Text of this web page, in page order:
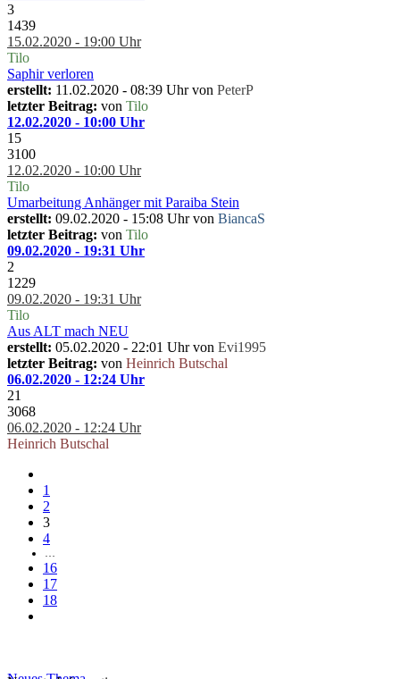
3
1439
15.02.2020 - 19:00 Uhr
Tilo
Saphir verloren
erstellt: 11.02.2020 - 08:39 Uhr von PeterP
letzter Beitrag: von Tilo
12.02.2020 - 10:00 Uhr
15
3100
12.02.2020 - 10:00 Uhr
Tilo
Umarbeitung Anhänger mit Paraiba Stein
erstellt: 09.02.2020 - 15:08 Uhr von BiancaS
letzter Beitrag: von Tilo
09.02.2020 - 19:31 Uhr
2
1229
09.02.2020 - 19:31 Uhr
Tilo
Aus ALT mach NEU
erstellt: 05.02.2020 - 22:01 Uhr von Evi1995
letzter Beitrag: von Heinrich Butschal
06.02.2020 - 12:24 Uhr
21
3068
06.02.2020 - 12:24 Uhr
Heinrich Butschal
1
2
3
4
…
16
17
18